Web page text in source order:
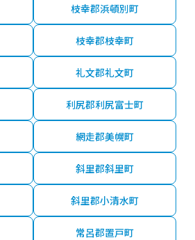
枝幸郡浜頓別町
枝幸郡枝幸町
礼文郡礼文町
利尻郡利尻富士町
網走郡美幌町
斜里郡斜里町
斜里郡小清水町
常呂郡置戸町